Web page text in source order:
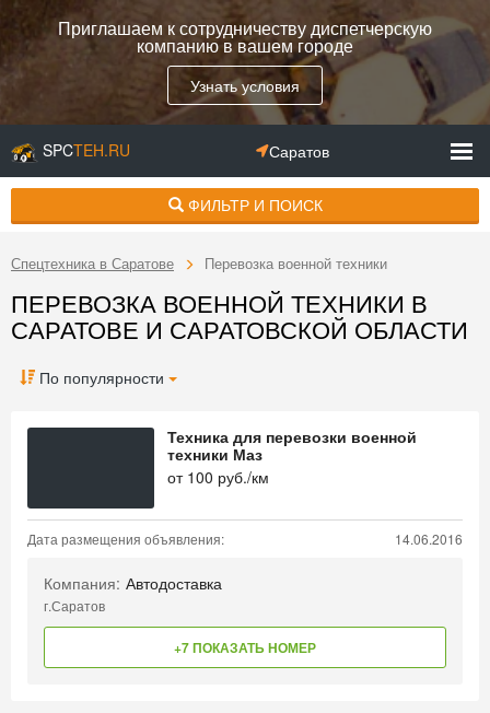
Приглашаем к сотрудничеству диспетчерскую
компанию в вашем городе
Узнать условия
SPCTEH.RU Саратов
ФИЛЬТР И ПОИСК
Спецтехника в Саратове Перевозка военной техники
ПЕРЕВОЗКА ВОЕННОЙ ТЕХНИКИ В
САРАТОВЕ И САРАТОВСКОЙ ОБЛАСТИ
По популярности
Техника для перевозки военной
техники Маз
от 100 руб./км
Дата размещения объявления: 14.06.2016
Компания: Автодоставка
г.Саратов
+7 ПОКАЗАТЬ НОМЕР